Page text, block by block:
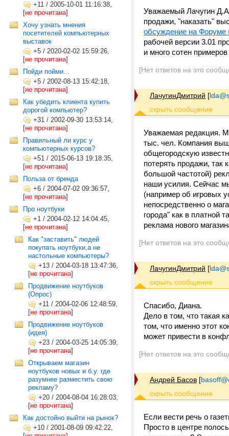
+11 / 2005-10-01 11:16:38,
[не прочитана]
Хочу узнать мнения
посетителей компьютерных
выставок
+5 / 2020-02-02 15:59:26,
[не прочитана]
Пойди пойми...
+5 / 2002-08-13 15:42:18,
[не прочитана]
Как убедить клиента купить
дорогой компьютер?
+31 / 2002-09-30 13:53:14,
[не прочитана]
Правильный ли курс у
компьютерных курсов?
+51 / 2015-06-13 19:18:35,
[не прочитана]
Польза от бренда
+6 / 2004-07-02 09:36:57,
[не прочитана]
Про ноутбуки
+1 / 2004-02-12 14:04:45,
[не прочитана]
Как "заставить" людей
покупать ноутбуки,а не
настольные компьютеры?
+13 / 2004-03-18 13:47:36,
[не прочитана]
Продвижение ноутбуков
(Опрос)
+11 / 2004-02-06 12:48:59,
[не прочитана]
Продвижение ноутбуков
(идея)
+23 / 2004-03-25 14:05:39,
[не прочитана]
Открываем магазин
ноутбуков новых и б.у. где
разумнее разместить свою
рекламу?
+20 / 2004-08-04 16:28:03,
[не прочитана]
Как достойно выйти на рынок?
+10 / 2001-08-09 09:42:22,
Уважаемый Лачугин
продажи, "наказать"
обсуждение на
рабочей версии 3.01
и много сотен
[Нет ответов на это
ЛачугинДмитрий [
Уважаемая редакция.
тыс. чел. Компания
общегородскую
потерять продажи, так
большой частотой)
наши усилия. Сейчас
(например об игровых
непосредственно о
города" как в платной
реклама нового
[Нет ответов на это
ЛачугинДмитрий [
Спасибо, Диана.
Дело в том, что такая
том, что именно этот
может привести в
[Нет ответов на это
Андрей Басов [
Если вести речь о
Просто в центре